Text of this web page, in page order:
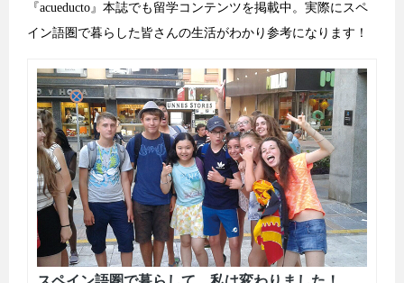
『acueducto』本誌でも留学コンテンツを掲載中。実際にスペ
イン語圏で暮らした皆さんの生活がわかり参考になります！